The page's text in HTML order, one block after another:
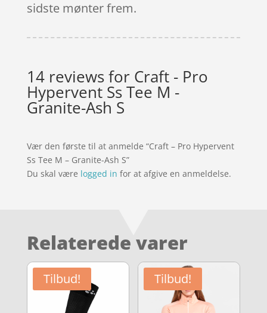
sidste mønter frem.
14 reviews for Craft - Pro
Hypervent Ss Tee M -
Granite-Ash S
Vær den første til at anmelde “Craft – Pro Hypervent
Ss Tee M – Granite-Ash S”
Du skal være logged in for at afgive en anmeldelse.
Relaterede varer
Tilbud! Tilbud!